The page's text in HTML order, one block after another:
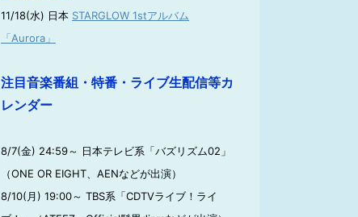
11/18(水) 日本 STARGLOW 1stアルバム
「Aurora」
注目音楽番組・特番・ライブ生配信等カ
レンダー
8/7(金) 24:59～ 日本テレビ系「バズリズム02」
（ONE OR EIGHT、AENなどが出演）
8/10(月) 19:00～ TBS系「CDTVライブ！ライ